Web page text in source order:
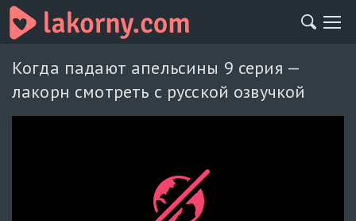
Когда падают апельсины 9 серия —
лакорн смотреть с русской озвучкой